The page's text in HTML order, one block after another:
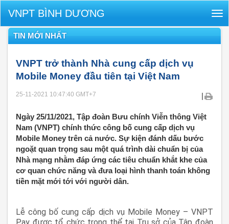
VNPT BÌNH DƯƠNG
TIN MỚI NHẤT
VNPT trở thành Nhà cung cấp dịch vụ
Mobile Money đầu tiên tại Việt Nam
25-11-2021 10:47:40 GMT+7 |
Ngày 25/11/2021, Tập đoàn Bưu chính Viễn thông Việt
Nam (VNPT) chính thức công bố cung cấp dịch vụ
Mobile Money trên cả nước. Sự kiện đánh dấu bước
ngoặt quan trọng sau một quá trình dài chuẩn bị của
Nhà mạng nhằm đáp ứng các tiêu chuẩn khắt khe của
cơ quan chức năng và đưa loại hình thanh toán không
tiền mặt mới tới với người dân.
Lễ công bố cung cấp dịch vụ Mobile Money – VNPT